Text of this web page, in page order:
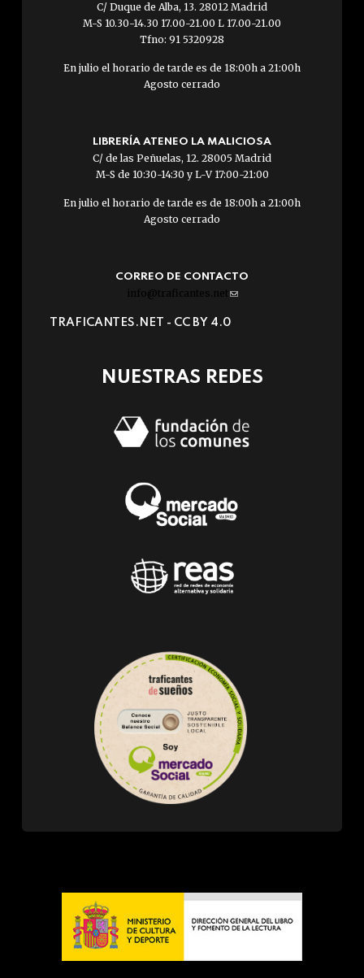
C/ Duque de Alba, 13. 28012 Madrid
M-S 10.30-14.30 17.00-21.00 L 17.00-21.00
Tfno: 91 5320928
En julio el horario de tarde es de 18:00h a 21:00h
Agosto cerrado
LIBRERÍA ATENEO LA MALICIOSA
C/ de las Peñuelas, 12. 28005 Madrid
M-S de 10:30-14:30 y L-V 17:00-21:00
En julio el horario de tarde es de 18:00h a 21:00h
Agosto cerrado
CORREO DE CONTACTO
info@traficantes.net (link
e-
TRAFICANTES.NET - CC BY 4.0
NUESTRAS REDES